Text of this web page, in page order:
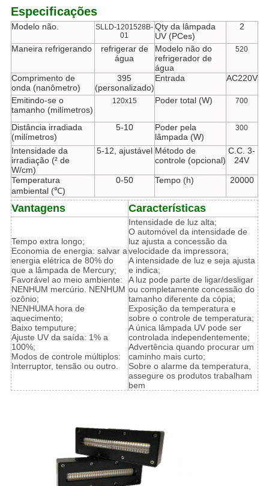
Especificações
Modelo não.
SLLD-1201528B-
01
Qty da lâmpada
UV (PCes)
2
Maneira refrigerando
refrigerar de
água
Modelo não do
refrigerador de
água
520
Comprimento de
onda (nanômetro)
395
(personalizado)
Entrada AC220V
Emitindo-se o
tamanho (milímetros)
120x15 Poder total (W) 700
Distância irradiada
(milímetros)
5-10
Poder pela
lâmpada (W)
300
Intensidade da
irradiação (² de
W/cm)
5-12, ajustável Método de
controle (opcional)
C.C. 3-
24V
Temperatura
ambiental (℃)
0-50 Tempo (h) 20000
Vantagens Características
Tempo extra longo;
Economia de energia: salvar a
energia elétrica de 80% do
que a lâmpada de Mercury;
Favorável ao meio ambiente:
NENHUM mercúrio. NENHUM
ozônio;
NENHUMA hora de
aquecimento;
Baixo temputure;
Ajuste UV da saída: 1% a
100%;
Modos de controle múltiplos:
Interruptor, tensão ou outro.
Intensidade de luz alta;
O automóvel da intensidade de
luz ajusta a concessão da
velocidade da impressora;
A intensidade de luz e seja ajusta
e indica;
A luz pode parte de ligar/desligar
ou completamente concessão do
tamanho diferente da cópia;
Exposição da temperatura e
sobre o controle de temperatura;
A única lâmpada UV pode ser
controlada independentemente;
Advertência quando procurar um
caminho mais curto;
Sobre o alarme da temperatura,
assegure os produtos trabalham
bem